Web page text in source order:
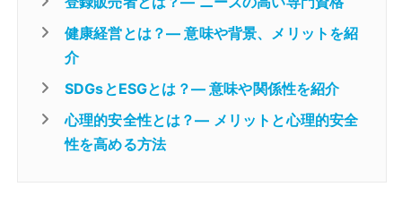
健康経営とは？― 意味や背景、メリットを紹
介
SDGsとESGとは？― 意味や関係性を紹介
心理的安全性とは？― メリットと心理的安全
性を高める方法